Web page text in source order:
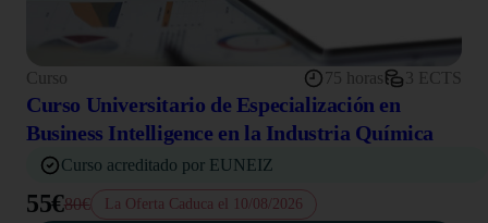
Curso 75 horas 3 ECTS
Curso Universitario de Especialización en
Business Intelligence en la Industria Química
Curso acreditado por EUNEIZ
55€80€ La Oferta Caduca el 10/08/2026